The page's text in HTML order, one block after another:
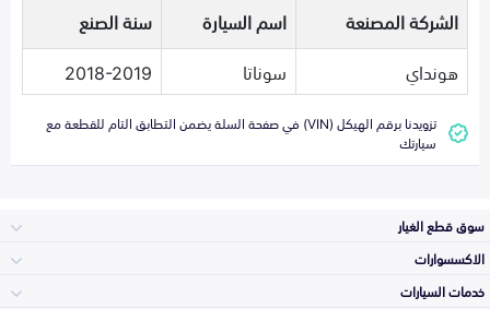
الشركة المصنعة اسم السيارة
سنة الصنع
هونداي
سوناتا 2018-2019
تزويدنا برقم الهيكل (VIN) في صفحة السلة يضمن التطابق التام للقطعة مع
سيارتك
سوق قطع الغيار
الاكسسوارات
خدمات السيارات